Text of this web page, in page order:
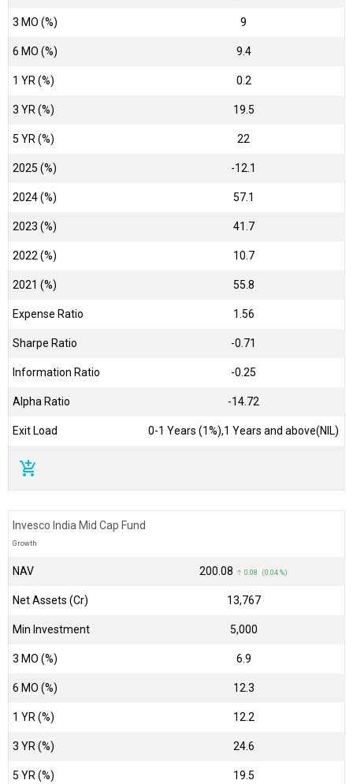
3 MO (%) 9
6 MO (%) 9.4
1 YR (%) 0.2
3 YR (%) 19.5
5 YR (%) 22
2025 (%) -12.1
2024 (%) 57.1
2023 (%) 41.7
2022 (%) 10.7
2021 (%) 55.8
Expense Ratio 1.56
Sharpe Ratio -0.71
Information Ratio -0.25
Alpha Ratio -14.72
Exit Load 0-1 Years (1%),1 Years and above(NIL)
add_shopping_cart
Invesco India Mid Cap Fund
Growth
NAV ₹200.08 ↑ 0.08 (0.04 %)
Net Assets (Cr) ₹13,767
Min Investment 5,000
3 MO (%) 6.9
6 MO (%) 12.3
1 YR (%) 12.2
3 YR (%) 24.6
5 YR (%) 19.5